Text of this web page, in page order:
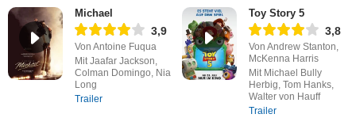
Michael
3,9
Von Antoine Fuqua
Mit Jaafar Jackson,
Colman Domingo, Nia
Long
Trailer
Toy Story 5
3,8
Von Andrew Stanton,
McKenna Harris
Mit Michael Bully
Herbig, Tom Hanks,
Walter von Hauff
Trailer